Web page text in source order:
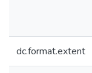
dc.format.extent